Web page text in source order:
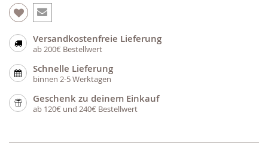
Versandkostenfreie Lieferung
ab 200€ Bestellwert
Schnelle Lieferung
binnen 2-5 Werktagen
Geschenk zu deinem Einkauf
ab 120€ und 240€ Bestellwert